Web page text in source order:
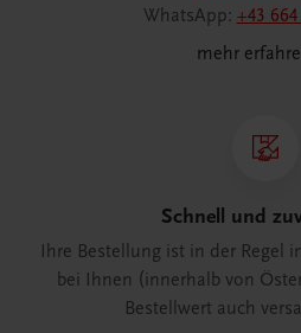
WhatsApp: +43 664
mehr
Schnell und
Ihre Bestellung ist in der Regel
bei Ihnen (innerhalb von
Bestellwert auch